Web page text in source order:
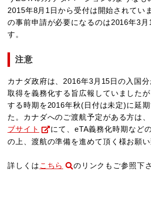
2015年8月1日から受付は開始されてい
の事前申請が必要になるのは2016年3月
す。
注意
カナダ政府は、2016年3月15日の入国
取得を義務化する旨広報していました
する時期を2016年秋(日付は未定)に延
た。カナダへのご渡航予定がある方は
ブサイト
にて、eTA義務化時期など
の上、渡航の準備を進めて頂く様お願い
詳しくは こちら のリンクもご参照下さ